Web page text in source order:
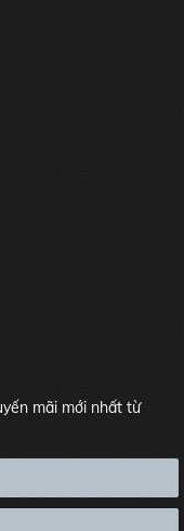
mãi mới nhất từ